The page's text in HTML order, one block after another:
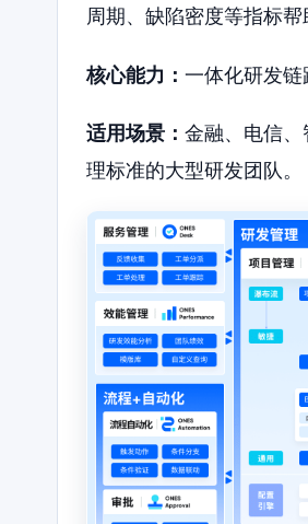
周期、缺陷密度等指标
核心能力： 一体化研发链
适用场景： 金融、电信
理标准的大型研发团队。